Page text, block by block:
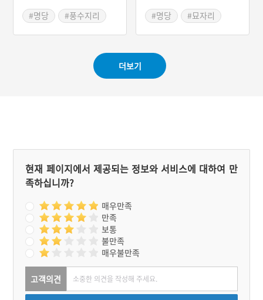
를 부탁하자 지관은 죽은 아
들에게서 손자를 본다는 곳
에 묘를 쓰게 한다. 이듬해
묘막으로 들어가 피하다가
꿈을 꾸고, 그 이후부터 처
녀에게 태기가 있다. 그래서
#명당
#풍수지리
곤궁하게 사는 아들을 보고,
‘삼 년 발복 혹은 석 달 발
복’ 할 수 있는 묏자리를 두
님이 찾아와서 금시발복할
수 있는 묏자리에 어머니를
장사 지내게 한다. 마침 과
#명당
#묘자리
더보기
현재 페이지에서 제공되는 정보와 서비스에 대하여 만
족하십니까?
매우만족
만족
보통
불만족
매우불만족
고객의견